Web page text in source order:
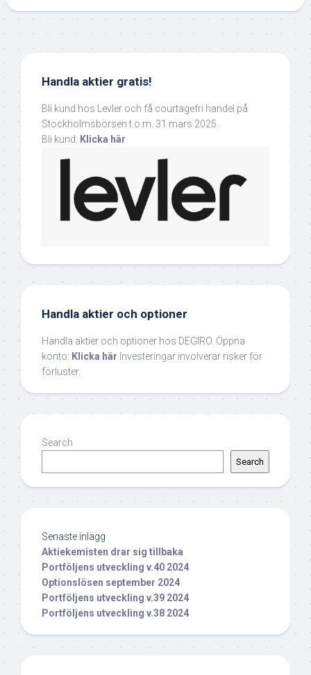
Handla aktier gratis!
Bli kund hos Levler och få courtagefri handel på
Stockholmsbörsen t.o.m. 31 mars 2025.
Bli kund: Klicka här
Handla aktier och optioner
Handla aktier och optioner hos DEGIRO. Öppna
konto: Klicka här Investeringar involverar risker för
förluster.
Search
Search
Senaste inlägg
Aktiekemisten drar sig tillbaka
Portföljens utveckling v.40 2024
Optionslösen september 2024
Portföljens utveckling v.39 2024
Portföljens utveckling v.38 2024